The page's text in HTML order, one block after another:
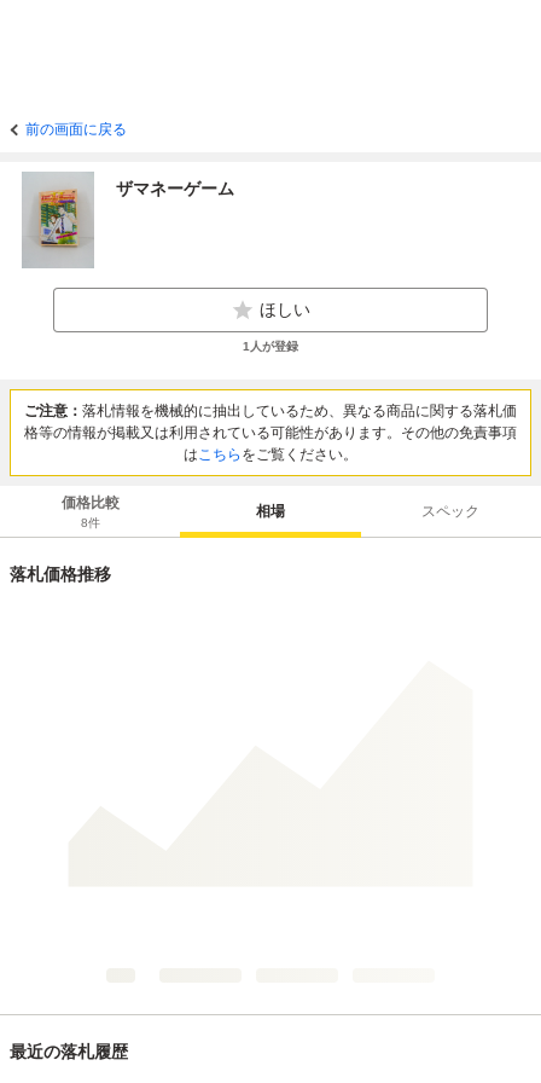
前の画面に戻る
ザマネーゲーム
ほしい
1 人が登録
ご注意： 落札情報を機械的に抽出しているため、異なる商品に関する落札価
格等の情報が掲載又は利用されている可能性があります。その他の免責事項
はこちら をご覧ください。
価格比較
8件
相場 スペック
落札価格推移
最近の落札履歴